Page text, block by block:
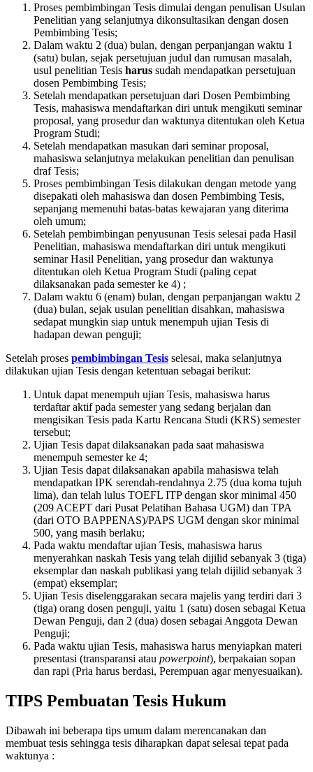
Proses pembimbingan Tesis dimulai dengan penulisan Usulan
Penelitian yang selanjutnya dikonsultasikan dengan dosen
Pembimbing Tesis;
Dalam waktu 2 (dua) bulan, dengan perpanjangan waktu 1
(satu) bulan, sejak persetujuan judul dan rumusan masalah,
usul penelitian Tesis harus sudah mendapatkan persetujuan
dosen Pembimbing Tesis;
Setelah mendapatkan persetujuan dari Dosen Pembimbing
Tesis, mahasiswa mendaftarkan diri untuk mengikuti seminar
proposal, yang prosedur dan waktunya ditentukan oleh Ketua
Program Studi;
Setelah mendapatkan masukan dari seminar proposal,
mahasiswa selanjutnya melakukan penelitian dan penulisan
draf Tesis;
Proses pembimbingan Tesis dilakukan dengan metode yang
disepakati oleh mahasiswa dan dosen Pembimbing Tesis,
sepanjang memenuhi batas-batas kewajaran yang diterima
oleh umum;
Setelah pembimbingan penyusunan Tesis selesai pada Hasil
Penelitian, mahasiswa mendaftarkan diri untuk mengikuti
seminar Hasil Penelitian, yang prosedur dan waktunya
ditentukan oleh Ketua Program Studi (paling cepat
dilaksanakan pada semester ke 4) ;
Dalam waktu 6 (enam) bulan, dengan perpanjangan waktu 2
(dua) bulan, sejak usulan penelitian disahkan, mahasiswa
sedapat mungkin siap untuk menempuh ujian Tesis di
hadapan dewan penguji;
Setelah proses pembimbingan Tesis selesai, maka selanjutnya
dilakukan ujian Tesis dengan ketentuan sebagai berikut:
Untuk dapat menempuh ujian Tesis, mahasiswa harus
terdaftar aktif pada semester yang sedang berjalan dan
mengisikan Tesis pada Kartu Rencana Studi (KRS) semester
tersebut;
Ujian Tesis dapat dilaksanakan pada saat mahasiswa
menempuh semester ke 4;
Ujian Tesis dapat dilaksanakan apabila mahasiswa telah
mendapatkan IPK serendah-rendahnya 2.75 (dua koma tujuh
lima), dan telah lulus TOEFL ITP dengan skor minimal 450
(209 ACEPT dari Pusat Pelatihan Bahasa UGM) dan TPA
(dari OTO BAPPENAS)/PAPS UGM dengan skor minimal
500, yang masih berlaku;
Pada waktu mendaftar ujian Tesis, mahasiswa harus
menyerahkan naskah Tesis yang telah dijilid sebanyak 3 (tiga)
eksemplar dan naskah publikasi yang telah dijilid sebanyak 3
(empat) eksemplar;
Ujian Tesis diselenggarakan secara majelis yang terdiri dari 3
(tiga) orang dosen penguji, yaitu 1 (satu) dosen sebagai Ketua
Dewan Penguji, dan 2 (dua) dosen sebagai Anggota Dewan
Penguji;
Pada waktu ujian Tesis, mahasiswa harus menyiapkan materi
presentasi (transparansi atau powerpoint), berpakaian sopan
dan rapi (Pria harus berdasi, Perempuan agar menyesuaikan).
TIPS Pembuatan Tesis Hukum
Dibawah ini beberapa tips umum dalam merencanakan dan
membuat tesis sehingga tesis diharapkan dapat selesai tepat pada
waktunya :